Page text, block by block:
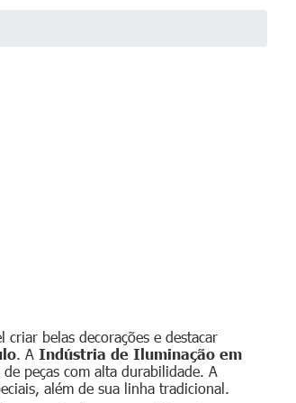
belas decorações e destacar
. A Indústria de Iluminação em
peças com alta durabilidade. A
além de sua linha tradicional.